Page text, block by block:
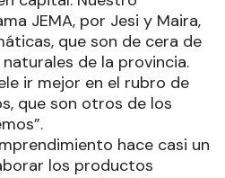
JEMA, por Jesi y Maira,
que son de cera de
de la provincia.
ir mejor en el rubro de
que son otros de los
hace casi un
los productos